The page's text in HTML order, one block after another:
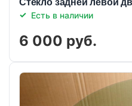
Есть в наличии
6 000 руб.